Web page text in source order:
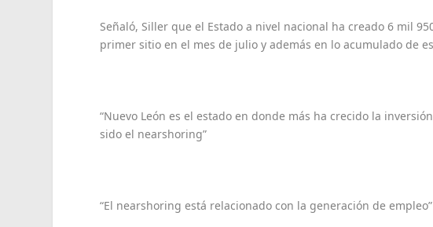
Señaló, Siller que el Estado a nivel nacional ha creado 6 mil
primer sitio en el mes de julio y además en lo acumulado de
“Nuevo León es el estado en donde más ha crecido la
sido el nearshoring”
“El nearshoring está relacionado con la generación de